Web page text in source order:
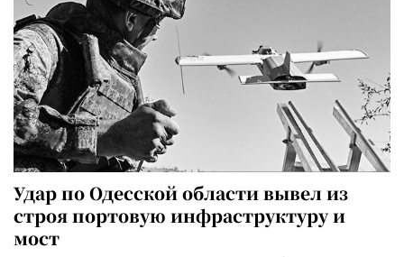
Удар по Одесской области вывел из
строя портовую инфраструктуру и
мост